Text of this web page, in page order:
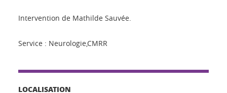
Intervention de Mathilde Sauvée.
Service : Neurologie,CMRR
LOCALISATION